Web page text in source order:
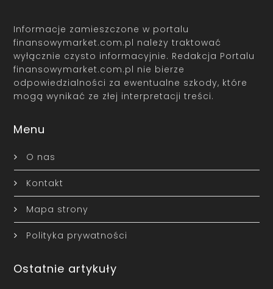
Informacje zamieszczone w portalu
finansowymarket.com.pl należy traktować
wyłącznie czysto informacyjnie. Redakcja Portalu
finansowymarket.com.pl nie bierze
odpowiedzialności za ewentualne szkody, które
mogą wynikać ze złej interpretacji treści.
Menu
O nas
Kontakt
Mapa strony
Polityka prywatności
Ostatnie artykuły